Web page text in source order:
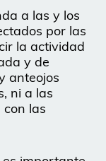
a las y los
por las
la actividad
y de
anteojos
ni a las
con las